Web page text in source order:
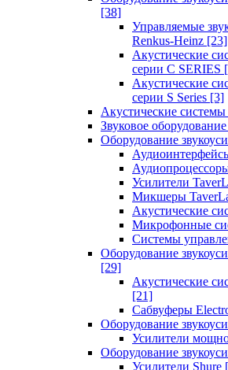
[38]
Управляемые
Renkus-Heinz [23]
Акустические
серии C SERIES
Акустические
серии S Series [3]
Акустические
Звуковое
Оборудование
Усилители
Микшеры
Акустические
Микрофонные
Системы
Оборудование
[29]
Акустические
[21]
Сабвуферы
Оборудование
Усилители
Оборудование
Усилители Shure